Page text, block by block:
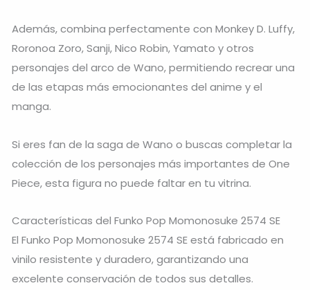
Además, combina perfectamente con Monkey D. Luffy,
Roronoa Zoro, Sanji, Nico Robin, Yamato y otros
personajes del arco de Wano, permitiendo recrear una
de las etapas más emocionantes del anime y el
manga.
Si eres fan de la saga de Wano o buscas completar la
colección de los personajes más importantes de One
Piece, esta figura no puede faltar en tu vitrina.
Características del Funko Pop Momonosuke 2574 SE
El Funko Pop Momonosuke 2574 SE está fabricado en
vinilo resistente y duradero, garantizando una
excelente conservación de todos sus detalles.